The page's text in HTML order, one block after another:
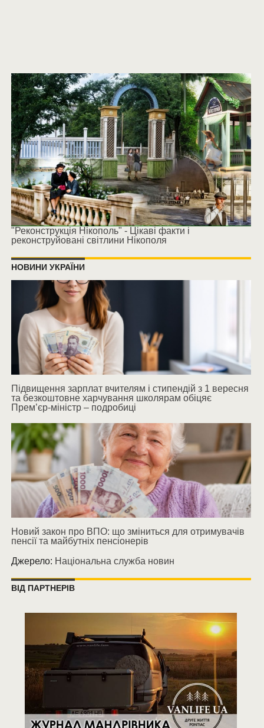
"Реконструкція Нікополь" - Цікаві факти і
реконструйовані світлини Нікополя
НОВИНИ УКРАЇНИ
Підвищення зарплат вчителям і стипендій з 1 вересня
та безкоштовне харчування школярам обіцяє
Прем’єр-міністр – подробиці
Новий закон про ВПО: що зміниться для отримувачів
пенсії та майбутніх пенсіонерів
Джерело: Національна служба новин
ВІД ПАРТНЕРІВ